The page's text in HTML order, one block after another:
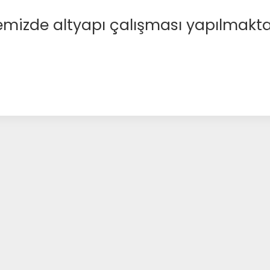
altyapı çalışması